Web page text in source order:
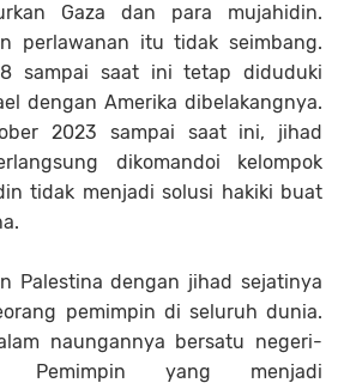
Gaza dan para mujahidin.
perlawanan itu tidak seimbang.
sampai saat ini tetap diduduki
dengan Amerika dibelakangnya.
2023 sampai saat ini, jihad
dikomandoi kelompok
tidak menjadi solusi hakiki buat
Palestina dengan jihad sejatinya
pemimpin di seluruh dunia.
naungannya bersatu negeri-
Pemimpin yang menjadi